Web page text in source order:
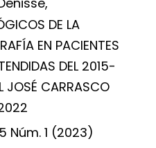
DE LA
EN PACIENTES
DEL 2015-
JOSÉ CARRASCO
Núm. 1 (2023)